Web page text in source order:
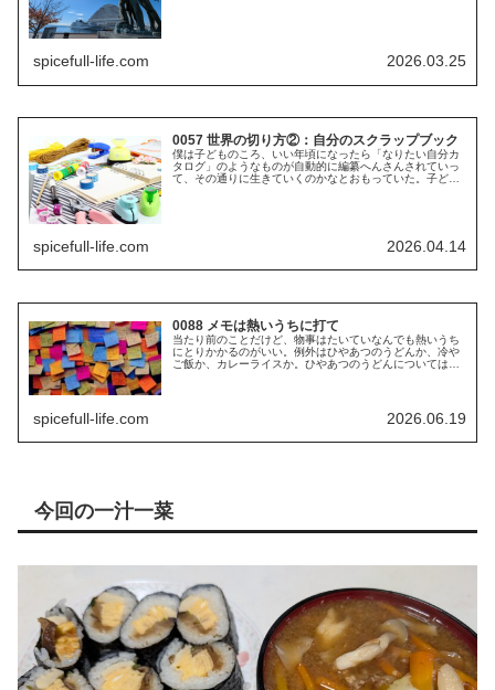
spicefull-life.com 2026.03.25
0057 世界の切り方②：自分のスクラップブック
僕は子どものころ、いい年頃になったら「なりたい自分カ
タログ」のようなものが自動的に編纂へんさんされていっ
て、その通りに生きていくのかなとおもっていた。子ども
spicefull-life.com 2026.04.14
0088 メモは熱いうちに打て
当たり前のことだけど、物事はたいていなんでも熱いうち
にとりかかるのがいい。例外はひやあつのうどんか、冷や
ご飯か、カレーライスか。ひやあつのうどんについては前
spicefull-life.com 2026.06.19
今回の一汁一菜